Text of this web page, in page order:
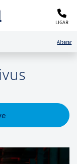
LIGAR
Alterar